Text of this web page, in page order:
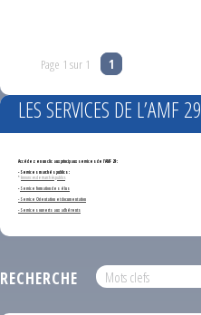
Page 1 sur 1 1
LES SERVICES DE L’AMF 29
Accédez en un clic aux principaux services de l'AMF 29 :
- Services marchés publics :
*Annonces de marchés publics
-Service formation des élus
- Service Orientation et documentation
- Services ouverts aux adhérents
RECHERCHE